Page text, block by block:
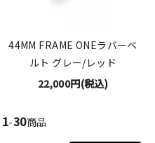
44MM FRAME ONEラバーベ
ルト グレー/レッド
22,000円(税込)
1-30商品